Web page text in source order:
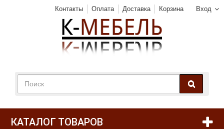
Вход
Контакты Оплата Доставка Корзина
КАТАЛОГ ТОВАРОВ